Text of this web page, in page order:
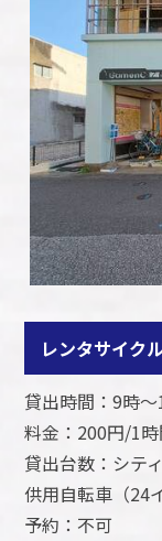
レンタサイクル
貸出時間：9時～
料金：200円/1
貸出台数：シテ
供用自転車（24
予約：不可